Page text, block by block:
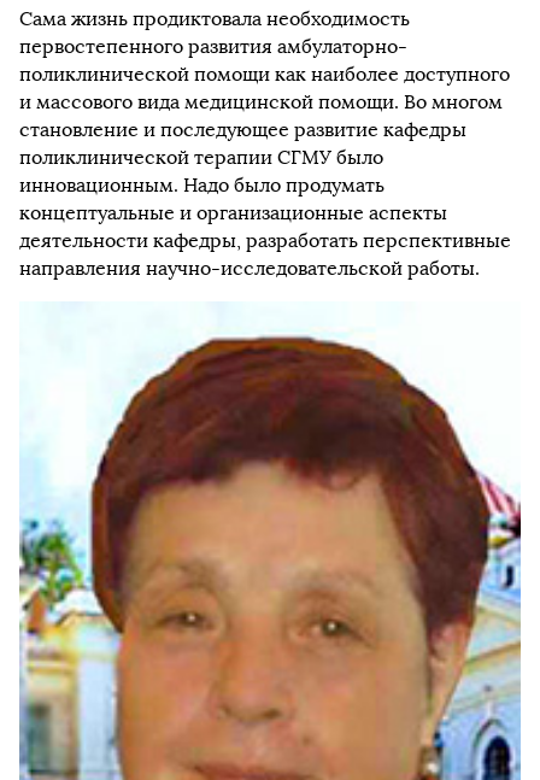
Сама жизнь продиктовала необходимость
первостепенного развития амбулаторно-
поликлинической помощи как наиболее доступного
и массового вида медицинской помощи. Во многом
становление и последующее развитие кафедры
поликлинической терапии СГМУ было
инновационным. Надо было продумать
концептуальные и организационные аспекты
деятельности кафедры, разработать перспективные
направления научно-исследовательской работы.